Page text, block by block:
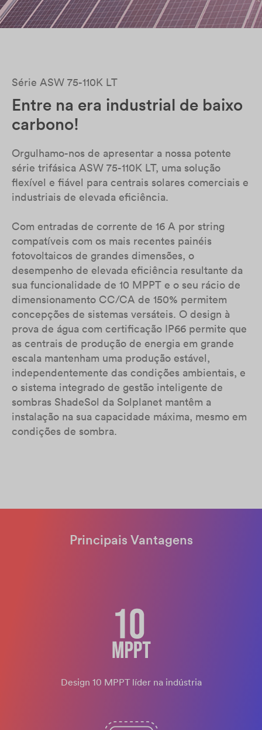
Série ASW 75-110K LT
Entre na era industrial de baixo
carbono!
Orgulhamo-nos de apresentar a nossa potente
série trifásica ASW 75-110K LT, uma solução
flexível e fiável para centrais solares comerciais e
industriais de elevada eficiência.
Com entradas de corrente de 16 A por string
compatíveis com os mais recentes painéis
fotovoltaicos de grandes dimensões, o
desempenho de elevada eficiência resultante da
sua funcionalidade de 10 MPPT e o seu rácio de
dimensionamento CC/CA de 150% permitem
concepções de sistemas versáteis. O design à
prova de água com certificação IP66 permite que
as centrais de produção de energia em grande
escala mantenham uma produção estável,
independentemente das condições ambientais, e
o sistema integrado de gestão inteligente de
sombras ShadeSol da Solplanet mantêm a
instalação na sua capacidade máxima, mesmo em
condições de sombra.
Principais Vantagens
Design 10 MPPT líder na indústria